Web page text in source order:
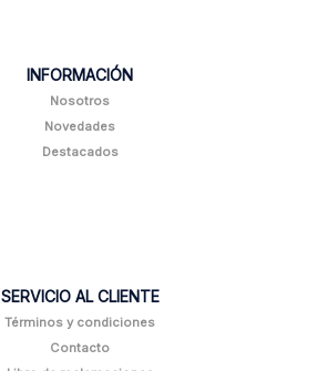
INFORMACIÓN
Nosotros
Novedades
Destacados
SERVICIO AL CLIENTE
Términos y condiciones
Contacto